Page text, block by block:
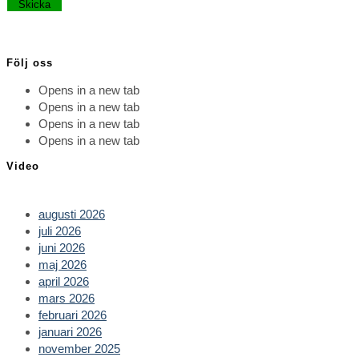
Lämna detta fält tomt.
Följ oss
Opens in a new tab
Opens in a new tab
Opens in a new tab
Opens in a new tab
Video
augusti 2026
juli 2026
juni 2026
maj 2026
april 2026
mars 2026
februari 2026
januari 2026
november 2025